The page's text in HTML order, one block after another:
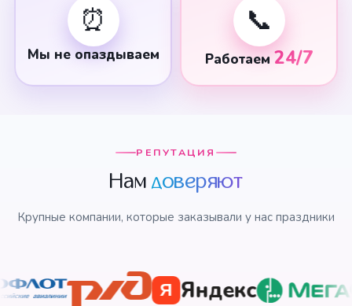
⏰
Мы не опаздываем
📞
Работаем 24/7
РЕПУТАЦИЯ
Намдоверяют
Крупные компании, которые заказывали у нас праздники
Я Яндекс